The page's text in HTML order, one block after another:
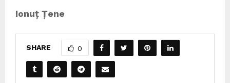
Ionuț Țene
SHARE 0